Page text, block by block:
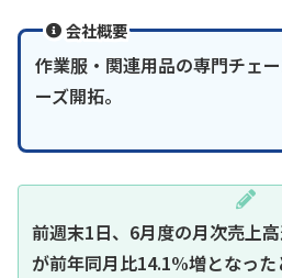
会社概要
作業服・関連用品の専門チェ
ーズ開拓。
前週末1日、6月度の月次売上
が前年同月比14.1%増となっ